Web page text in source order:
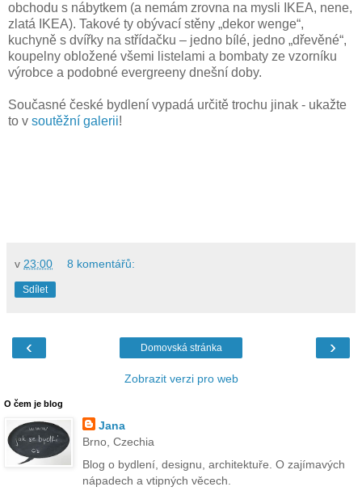
obchodu s nábytkem (a nemám zrovna na mysli IKEA, nene,
zlatá IKEA). Takové ty obývací stěny „dekor wenge“,
kuchyně s dvířky na střídačku – jedno bílé, jedno „dřevěné“,
koupelny obložené všemi listelami a bombaty ze vzorníku
výrobce a podobné evergreeny dnešní doby.
Současné české bydlení vypadá určitě trochu jinak - ukažte
to v soutěžní galerii!
v 23:00 8 komentářů:
Sdílet
‹ ›
Domovská stránka
Zobrazit verzi pro web
O čem je blog
Jana
Brno, Czechia
Blog o bydlení, designu, architektuře. O zajímavých
nápadech a vtipných věcech.